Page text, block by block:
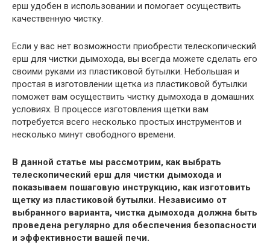
ерш удобен в использовании и помогает осуществить
качественную чистку.
Если у вас нет возможности приобрести телескопический
ерш для чистки дымохода, вы всегда можете сделать его
своими руками из пластиковой бутылки. Небольшая и
простая в изготовлении щетка из пластиковой бутылки
поможет вам осуществить чистку дымохода в домашних
условиях. В процессе изготовления щетки вам
потребуется всего несколько простых инструментов и
несколько минут свободного времени.
В данной статье мы рассмотрим, как выбрать
телескопический ерш для чистки дымохода и
показываем пошаговую инструкцию, как изготовить
щетку из пластиковой бутылки. Независимо от
выбранного варианта, чистка дымохода должна быть
проведена регулярно для обеспечения безопасности
и эффективности вашей печи.